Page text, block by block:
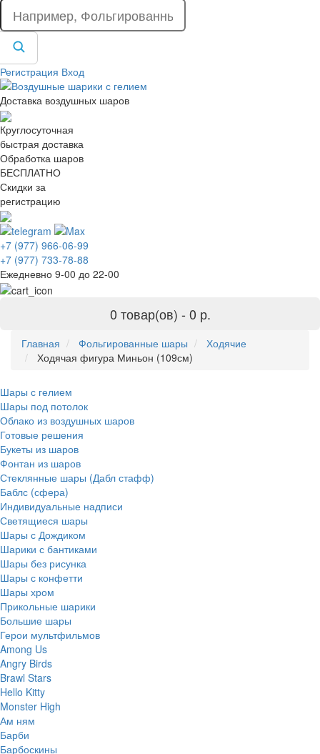
Регистрация Вход
Доставка воздушных шаров
Круглосуточная
быстрая доставка
Обработка шаров
БЕСПЛАТНО
Скидки за
регистрацию
+7 (977) 966-06-99
+7 (977) 733-78-88
Ежедневно 9-00 до 22-00
0 товар(ов) - 0 р.
Главная Фольгированные шары
Ходячие
Ходячая фигура Миньон (109см)
Шары с гелием
Шары под потолок
Облако из воздушных шаров
Готовые решения
Букеты из шаров
Фонтан из шаров
Стеклянные шары (Дабл стафф)
Баблс (сфера)
Индивидуальные надписи
Светящиеся шары
Шары с Дождиком
Шарики с бантиками
Шары без рисунка
Шары с конфетти
Шары хром
Прикольные шарики
Большие шары
Герои мультфильмов
Among Us
Angry Birds
Brawl Stars
Hello Kitty
Monster High
Ам ням
Барби
Барбоскины